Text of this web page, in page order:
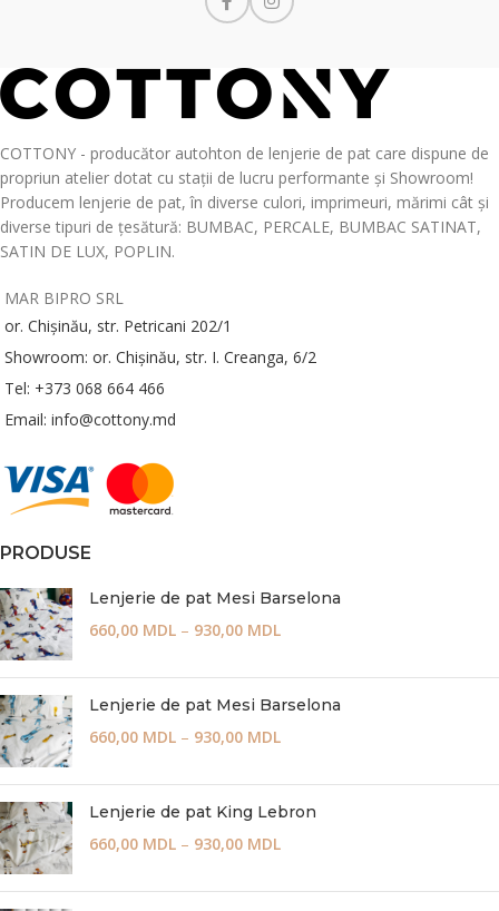
COTTONY - producător autohton de lenjerie de pat care dispune de
propriun atelier dotat cu stații de lucru performante și Showroom!
Producem lenjerie de pat, în diverse culori, imprimeuri, mărimi cât și
diverse tipuri de țesătură: BUMBAC, PERCALE, BUMBAC SATINAT,
SATIN DE LUX, POPLIN.
MAR BIPRO SRL
or. Chișinău, str. Petricani 202/1
Showroom: or. Chișinău, str. I. Creanga, 6/2
Tel: +373 068 664 466
Email: info@cottony.md
PRODUSE
Lenjerie de pat Mesi Barselona
660,00 MDL – 930,00 MDL
Lenjerie de pat Mesi Barselona
660,00 MDL – 930,00 MDL
Lenjerie de pat King Lebron
660,00 MDL – 930,00 MDL